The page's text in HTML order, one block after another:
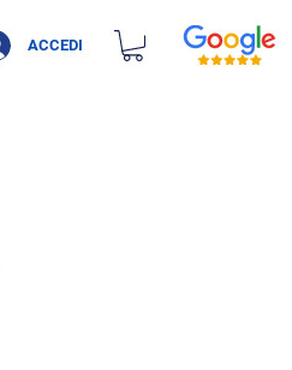
ACCEDI